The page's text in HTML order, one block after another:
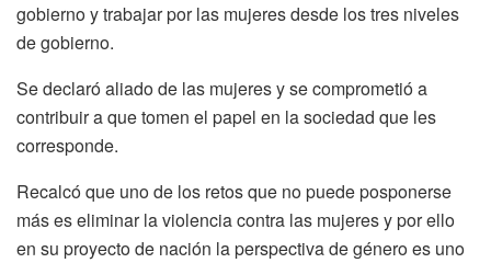
gobierno y trabajar por las mujeres desde los tres niveles
de gobierno.
Se declaró aliado de las mujeres y se comprometió a
contribuir a que tomen el papel en la sociedad que les
corresponde.
Recalcó que uno de los retos que no puede posponerse
más es eliminar la violencia contra las mujeres y por ello
en su proyecto de nación la perspectiva de género es uno